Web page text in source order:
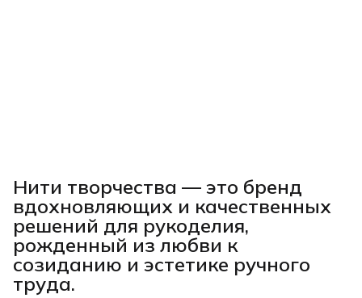
Нити творчества — это бренд
вдохновляющих и качественных
решений для рукоделия,
рожденный из любви к
созиданию и эстетике ручного
труда.